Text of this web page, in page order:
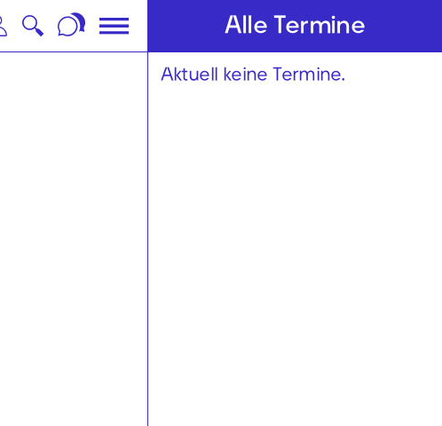
Zum Footer springenAlle Termine
Aktuell keine Termine.